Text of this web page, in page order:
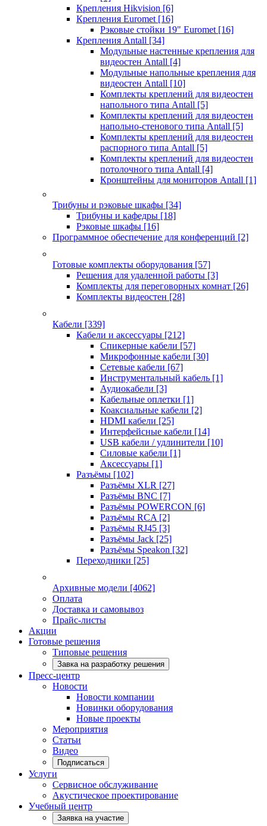
Крепления Hikvision [6]
Крепления Euromet [16]
Рэковые стойки 19" Euromet [16]
Крепления Antall [34]
Модульные настенные крепления для
видеостен Antall [4]
Модульные напольные крепления для
видеостен Antall [10]
Комплекты креплений для видеостен
напольного типа Antall [5]
Комплекты креплений для видеостен
напольно-стенового типа Antall [5]
Комплекты креплений для видеостен
распорного типа Antall [5]
Комплекты креплений для видеостен
потолочного типа Antall [4]
Кронштейны для мониторов Antall [1]
Трибуны и рэковые шкафы [34]
Трибуны и кафедры [18]
Рэковые шкафы [16]
Программное обеспечение для конференций [2]
Готовые комплекты оборудования [57]
Решения для удаленной работы [3]
Комплекты для переговорных комнат [26]
Комплекты видеостен [28]
Кабели [339]
Кабели и аксессуары [212]
Спикерные кабели [57]
Микрофонные кабели [30]
Сетевые кабели [67]
Инструментальный кабель [1]
Аудиокабели [3]
Кабельные оплетки [1]
Коаксиальные кабели [2]
HDMI кабели [25]
Интерфейсные кабели [14]
USB кабели / удлинители [10]
Силовые кабели [1]
Аксессуары [1]
Разъёмы [102]
Разъёмы XLR [27]
Разъёмы BNC [7]
Разъёмы POWERCON [6]
Разъёмы RCA [2]
Разъёмы RJ45 [3]
Разъёмы Jack [25]
Разъёмы Speakon [32]
Переходники [25]
Архивные модели [4062]
Оплата
Доставка и самовывоз
Прайс-листы
Акции
Готовые решения
Типовые решения
Завка на разработку решения
Пресс-центр
Новости
Новости компании
Новинки оборудования
Новые проекты
Мероприятия
Статьи
Видео
Подписаться
Услуги
Сервисное обслуживание
Акустическое проектирование
Учебный центр
Заявка на участие